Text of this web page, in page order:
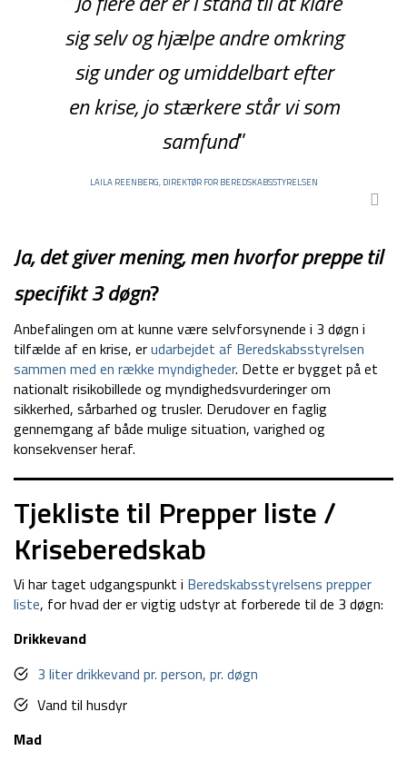
sig selv og hjælpe andre omkring
sig under og umiddelbart efter
en krise, jo stærkere står vi som
samfund”
LAILA REENBERG, DIREKTØR FOR BEREDSKABSSTYRELSEN
Ja, det giver mening, men hvorfor preppe til
specifikt 3 døgn?
Anbefalingen om at kunne være selvforsynende i 3 døgn i
tilfælde af en krise, erudarbejdet af Beredskabsstyrelsen
sammen med en række myndigheder. Dette er bygget på et
nationalt risikobillede og myndighedsvurderinger om
sikkerhed, sårbarhed og trusler. Derudover en faglig
gennemgang af både mulige situation, varighed og
konsekvenser heraf.
Tjekliste til Prepper liste /
Kriseberedskab
Vi har taget udgangspunkt i Beredskabsstyrelsens prepper
liste, for hvad der er vigtig udstyr at forberede til de 3 døgn:
Drikkevand
3 liter drikkevand pr. person, pr. døgn
Vand til husdyr
Mad